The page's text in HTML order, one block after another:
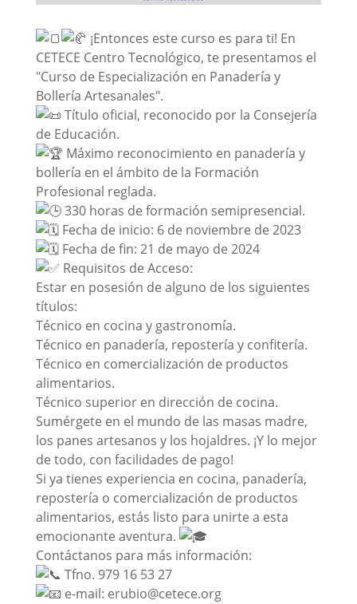
¡Entonces este curso es para ti! En
CETECE Centro Tecnológico, te presentamos el
"Curso de Especialización en Panadería y
Bollería Artesanales".
Título oficial, reconocido por la Consejería
de Educación.
Máximo reconocimiento en panadería y
bollería en el ámbito de la Formación
Profesional reglada.
330 horas de formación semipresencial.
Fecha de inicio: 6 de noviembre de 2023
Fecha de fin: 21 de mayo de 2024
Requisitos de Acceso:
Estar en posesión de alguno de los siguientes
títulos:
Técnico en cocina y gastronomía.
Técnico en panadería, repostería y confitería.
Técnico en comercialización de productos
alimentarios.
Técnico superior en dirección de cocina.
Sumérgete en el mundo de las masas madre,
los panes artesanos y los hojaldres. ¡Y lo mejor
de todo, con facilidades de pago!
Si ya tienes experiencia en cocina, panadería,
repostería o comercialización de productos
alimentarios, estás listo para unirte a esta
emocionante aventura.
Contáctanos para más información:
Tfno. 979 16 53 27
e-mail: erubio@cetece.org